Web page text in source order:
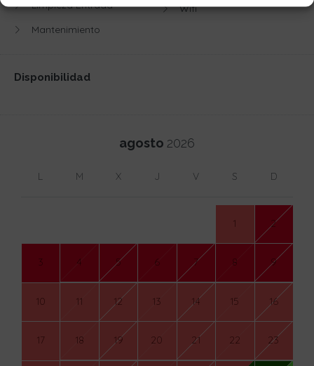
Limpieza Entrada
Mantenimiento
Wifi
Disponibilidad
agosto 2026
L M X J V S D
1 2
3 4 5 6 7 8 9
10 11 12 13 14 15 16
17 18 19 20 21 22 23